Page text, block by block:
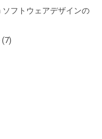
フトウェアデザインの
(7)